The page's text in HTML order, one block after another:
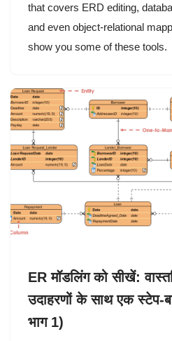
that covers ERD editing,
and even object-relational
show you some of these tools.
ER मॉडलिंग को सीखें:
उदाहरणों के साथ एक स्टेप-
भाग 1)